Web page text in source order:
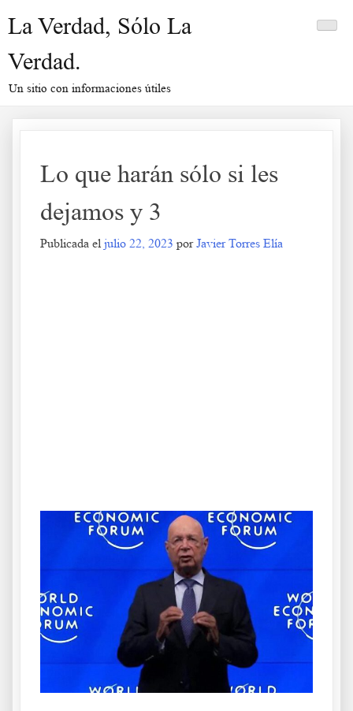
La Verdad, Sólo La
Verdad.
Un sitio con informaciones útiles
Lo que harán sólo si les
dejamos y 3
Publicada el julio 22, 2023 porJavier Torres Elía